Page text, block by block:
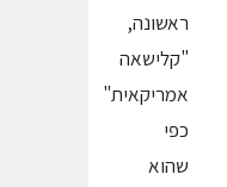
ראשונה,
"קלישאה
אמריקאית"
כפי
שהוא